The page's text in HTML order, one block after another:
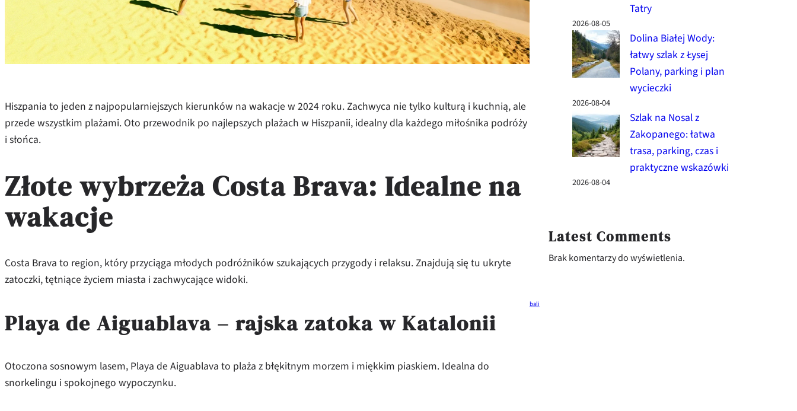
Hiszpania to jeden z najpopularniejszych kierunków na wakacje w 2024 roku. Zachwyca nie tylko kulturą i kuchnią, ale
przede wszystkim plażami. Oto przewodnik po najlepszych plażach w Hiszpanii, idealny dla każdego miłośnika podróży
i słońca.
Złote wybrzeża Costa Brava: Idealne na
wakacje
Costa Brava to region, który przyciąga młodych podróżników szukających przygody i relaksu. Znajdują się tu ukryte
zatoczki, tętniące życiem miasta i zachwycające widoki.
Playa de Aiguablava – rajska zatoka w Katalonii
Otoczona sosnowym lasem, Playa de Aiguablava to plaża z błękitnym morzem i miękkim piaskiem. Idealna do
snorkelingu i spokojnego wypoczynku.
Tatry
2026-08-05
Dolina Białej Wody:
łatwy szlak z Łysej
Polany, parking i plan
wycieczki
2026-08-04
Szlak na Nosal z
Zakopanego: łatwa
trasa, parking, czas i
praktyczne wskazówki
2026-08-04
Latest Comments
Brak komentarzy do wyświetlenia.
bali